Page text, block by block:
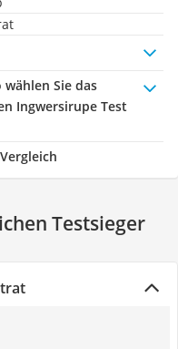
wählen Sie das
Ingwersirupe Test
Testsieger